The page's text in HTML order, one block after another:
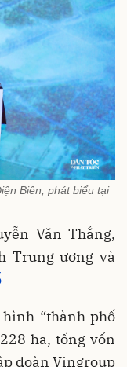
Biên, phát biểu tại
Văn Thắng,
Trung ương và
“thành phố
ha, tổng vốn
đoàn Vingroup